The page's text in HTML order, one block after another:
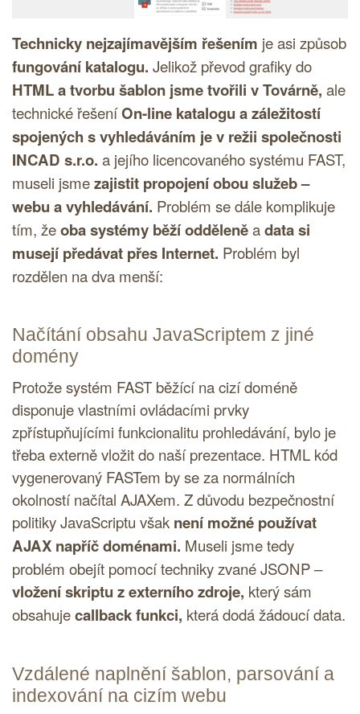
Technicky nejzajímavějším řešením je asi způsob
fungování katalogu. Jelikož převod grafiky do
HTMLa tvorbu šablon jsme tvořili v Továrně, ale
technické řešeníOn-line katalogu a záležitostí
spojených s vyhledáváním je v režii společnosti
INCAD s.r.o. a jejího licencovaného systému FAST,
museli jsmezajistit propojení obou služeb –
webu a vyhledávání. Problém se dále komplikuje
tím, žeoba systémy běží odděleněadata si
musejí předávat přes Internet. Problém byl
rozdělen na dva menší:
Načítání obsahu JavaScriptem z jiné
domény
Protože systém FAST běžící na cizí doméně
disponuje vlastními ovládacími prvky
zpřístupňujícími funkcionalitu prohledávání, bylo je
třeba externě vložit do naší prezentace. HTML kód
vygenerovaný FASTem by se za normálních
okolností načítal AJAXem. Z důvodu bezpečnostní
politikyJavaScriptu však není možné používat
AJAX napříč doménami. Museli jsme tedy
problém obejít pomocí techniky zvané JSONP –
vložení skriptu z externího zdroje, který sám
obsahujecallback funkci, která dodá žádoucí data.
Vzdálené naplnění šablon, parsování a
indexování na cizím webu